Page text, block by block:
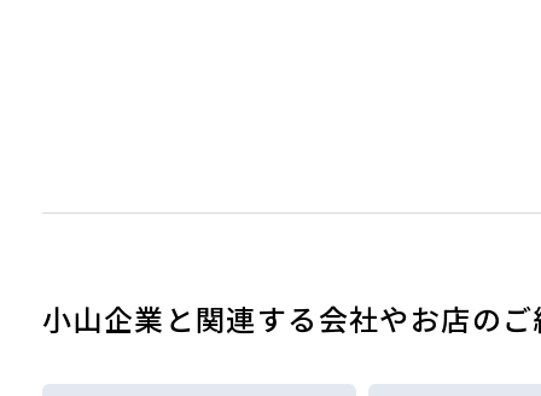
小山企業と関連する会社やお店の